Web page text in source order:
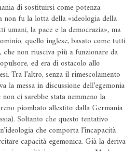
di sostituirsi come potenza
non fu la lotta della «ideologia della
la pace e la democrazia», ma
quello inglese, basato come tutti
non riusciva più a funzionare da
ed era di ostacolo allo
Tra l’altro, senza il rimescolamento
la messa in discussione dell’egemonia
ci sarebbe stata nemmeno la
piombato allestito dalla Germania
Soltanto che questo tentativo
che comporta l’incapacità
capacità egemonica. Già la deriva